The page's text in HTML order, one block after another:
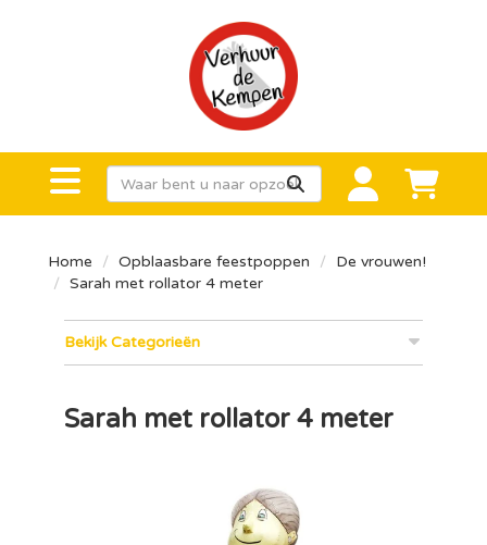
Home Opblaasbare feestpoppen
De vrouwen!
Sarah met rollator 4 meter
Bekijk Categorieën
Sarah met rollator 4 meter